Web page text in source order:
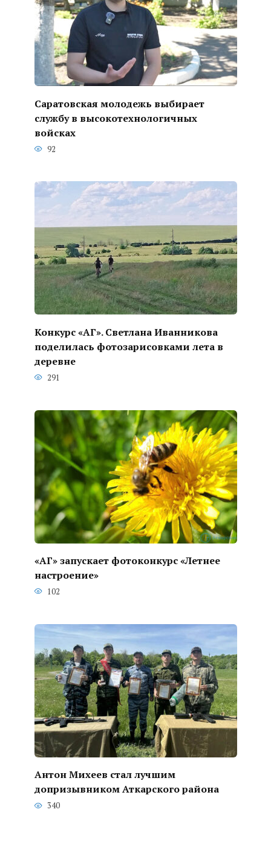
Саратовская молодежь выбирает
службу в высокотехнологичных
войсках
92
Конкурс «АГ». Светлана Иванникова
поделилась фотозарисовками лета в
деревне
291
«АГ» запускает фотоконкурс «Летнее
настроение»
102
Антон Михеев стал лучшим
допризывником Аткарского района
340